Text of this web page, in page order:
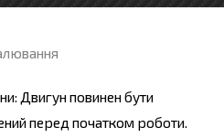
a
Двигун повинен бути
перед початком роботи.